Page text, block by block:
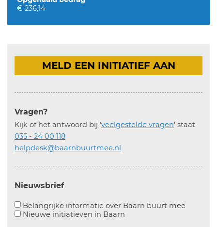
€ 236,14
MELD EEN INITIATIEF AAN
Vragen?
Kijk of het antwoord bij 'veelgestelde vragen' staat
035 - 24 00 118
helpdesk@baarnbuurtmee.nl
Nieuwsbrief
Belangrijke informatie over Baarn buurt mee
Nieuwe initiatieven in Baarn